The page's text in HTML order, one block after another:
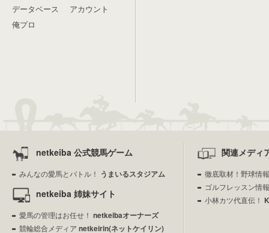
データベース
俺プロ
アカウント
netkeiba 公式競馬ゲーム
みんなの愛馬とバトル！ うまいるスタジアム
netkeiba 姉妹サイト
愛馬の管理はお任せ！ netkeibaオーナーズ
競輪総合メディア netkeirin(ネットケイリン)
関連メディ
徹底取材！野球情
ゴルフレッスン情
小林カツ代直伝！